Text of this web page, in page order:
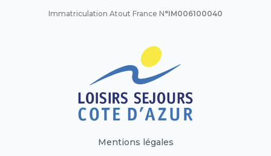
Immatriculation Atout France N°IM006100040
Mentions légales